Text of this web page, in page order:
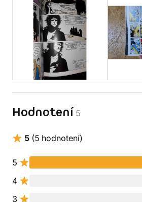
Hodnotení 5
5 (5 hodnotení)
5
4
3